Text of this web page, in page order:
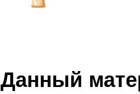
Данный